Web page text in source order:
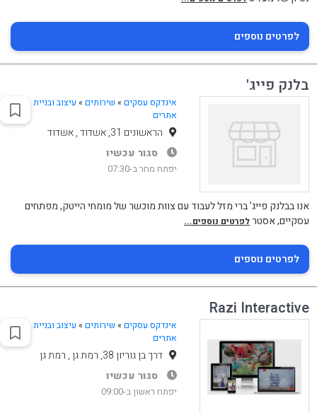
לפרטים נוספים
בלנק פייג'
אינדקס עסקים » שירותים» עיצוב ובניית
אתרים
הראשונים 31, אשדוד , אשדוד
סגור עכשיו
יפתח מחר ב-07:30
אנו ‏בבלנק פייג’ ברי מזל לעבוד עם צוות מוכשר של מומחי הייטק, מפתחים
עסקיים, אסטרלפרטים נוספים...
לפרטים נוספים
Razi Interactive
אינדקס עסקים » שירותים» עיצוב ובניית
אתרים
דרך בן גוריון 38, רמת גן , רמת גן
סגור עכשיו
יפתח ראשון ב-09:00